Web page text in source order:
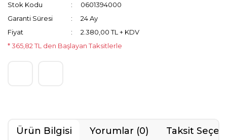
Stok Kodu
0601394000
Garanti Süresi
24 Ay
Fiyat
2.380,00 TL + KDV
* 365,82 TL den Başlayan Taksitlerle
Ürün Bilgisi Yorumlar (0) Taksit